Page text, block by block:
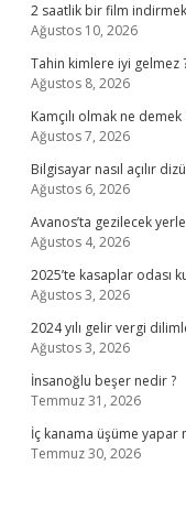
2 saatlik bir film
Ağustos 10, 2026
Tahin kimlere iyi gelmez
Ağustos 8, 2026
Kamçılı olmak ne demek
Ağustos 7, 2026
Bilgisayar nasıl açılır
Ağustos 6, 2026
Avanos’ta gezilecek
Ağustos 4, 2026
2025’te kasaplar odası
Ağustos 3, 2026
2024 yılı gelir vergi
Ağustos 3, 2026
İnsanoğlu beşer nedir ?
Temmuz 31, 2026
İç kanama üşüme yapar
Temmuz 30, 2026